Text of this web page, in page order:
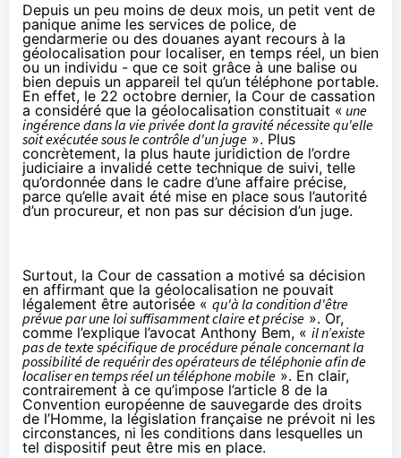
Depuis un peu moins de deux mois, un petit vent de
panique anime les services de police, de
gendarmerie ou des douanes ayant recours à la
géolocalisation pour localiser, en temps réel, un bien
ou un individu - que ce soit grâce à une balise ou
bien depuis un appareil tel qu’un téléphone portable.
En effet, le 22 octobre dernier, la Cour de cassation
a considéré que la géolocalisation constituait « une
ingérence dans la vie privée dont la gravité nécessite qu'elle
soit exécutée sous le contrôle d'un juge ». Plus
concrètement, la plus haute juridiction de l’ordre
judiciaire a invalidé cette technique de suivi, telle
qu’ordonnée dans le cadre d’une affaire précise,
parce qu’elle avait été mise en place sous l’autorité
d’un procureur, et non pas sur décision d’un juge.
Surtout, la Cour de cassation a motivé sa décision
en affirmant que la géolocalisation ne pouvait
légalement être autorisée « qu'à la condition d'être
prévue par une loi suffisamment claire et précise ». Or,
comme l’explique l’avocat Anthony Bem, « il n’existe
pas de texte spécifique de procédure pénale concernant la
possibilité de requérir des opérateurs de téléphonie afin de
localiser en temps réel un téléphone mobile ». En clair,
contrairement à ce qu’impose l’article 8 de la
Convention européenne de sauvegarde des droits
de l’Homme, la législation française ne prévoit ni les
circonstances, ni les conditions dans lesquelles un
tel dispositif peut être mis en place.